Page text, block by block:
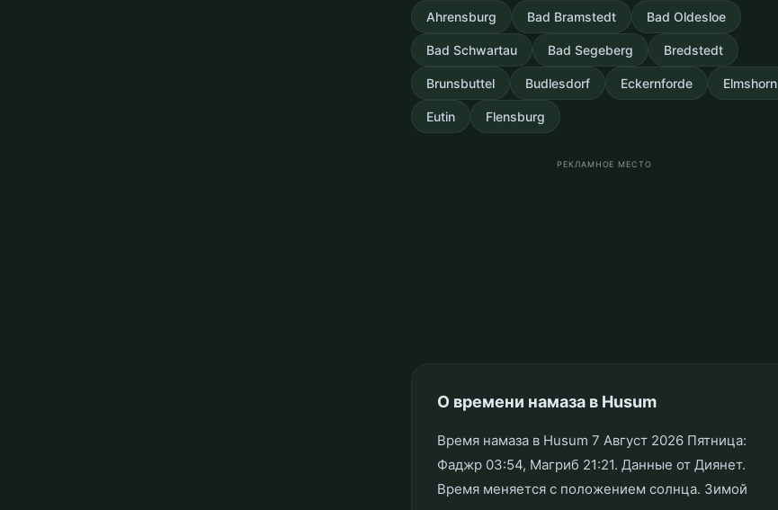
Ahrensburg Bad Bramstedt Bad Oldesloe
Bad Schwartau Bad Segeberg Bredstedt
Brunsbuttel Budlesdorf Eckernforde Elmshorn
Eutin Flensburg
РЕКЛАМНОЕ МЕСТО
О времени намаза в Husum
Время намаза в Husum 7 Август 2026 Пятница:
Фаджр 03:54, Магриб 21:21. Данные от Диянет.
Время меняется с положением солнца. Зимой